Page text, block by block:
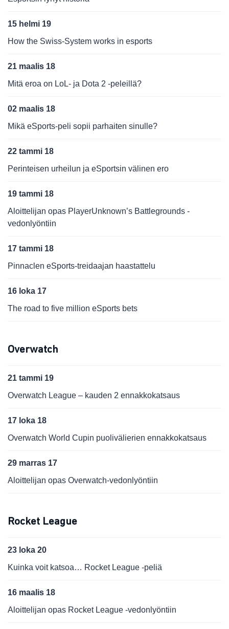
15 helmi 19
How the Swiss-System works in esports
21 maalis 18
Mitä eroa on LoL- ja Dota 2 -peleillä?
02 maalis 18
Mikä eSports-peli sopii parhaiten sinulle?
22 tammi 18
Perinteisen urheilun ja eSportsin välinen ero
19 tammi 18
Aloittelijan opas PlayerUnknown’s Battlegrounds -
vedonlyöntiin
17 tammi 18
Pinnaclen eSports-treidaajan haastattelu
16 loka 17
The road to five million eSports bets
Overwatch
21 tammi 19
Overwatch League – kauden 2 ennakkokatsaus
17 loka 18
Overwatch World Cupin puolivälierien ennakkokatsaus
29 marras 17
Aloittelijan opas Overwatch-vedonlyöntiin
Rocket League
23 loka 20
Kuinka voit katsoa… Rocket League -peliä
16 maalis 18
Aloittelijan opas Rocket League -vedonlyöntiin